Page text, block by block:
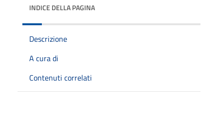
INDICE DELLA PAGINA
Descrizione
A cura di
Contenuti correlati